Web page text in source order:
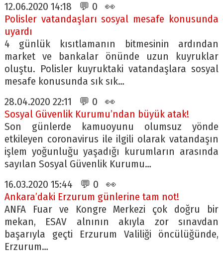
12.06.2020 14:18 💬 0 👀
Polisler vatandaşları sosyal mesafe konusunda
uyardı
4 günlük kısıtlamanın bitmesinin ardından
market ve bankalar önünde uzun kuyruklar
oluştu. Polisler kuyruktaki vatandaşlara sosyal
mesafe konusunda sık sık…
28.04.2020 22:11 💬 0 👀
Sosyal Güvenlik Kurumu’ndan büyük atak!
Son günlerde kamuoyunu olumsuz yönde
etkileyen coronavirus ile ilgili olarak vatandaşın
işlem yoğunluğu yaşadığı kurumların arasında
sayılan Sosyal Güvenlik Kurumu…
16.03.2020 15:44 💬 0 👀
Ankara’daki Erzurum günlerine tam not!
ANFA Fuar ve Kongre Merkezi çok doğru bir
mekan, ESAV alnının akıyla zor sınavdan
başarıyla geçti Erzurum Valiliği öncülüğünde,
Erzurum…